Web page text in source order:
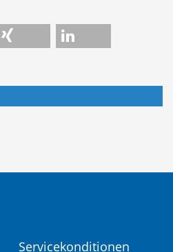
Servicekonditionen